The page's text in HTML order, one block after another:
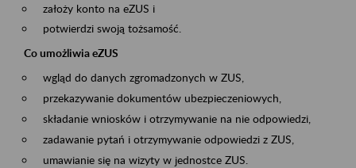
założy konto na eZUS i
potwierdzi swoją tożsamość.
Co umożliwia eZUS
wgląd do danych zgromadzonych w ZUS,
przekazywanie dokumentów ubezpieczeniowych,
składanie wniosków i otrzymywanie na nie odpowiedzi,
zadawanie pytań i otrzymywanie odpowiedzi z ZUS,
umawianie się na wizyty w jednostce ZUS.